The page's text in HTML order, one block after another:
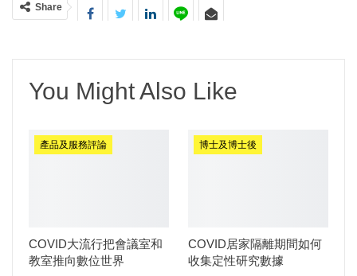
Share
You Might Also Like
產品及服務評論
COVID大流行把會議室和
教室推向數位世界
博士及博士後
COVID居家隔離期間如何
收集定性研究數據